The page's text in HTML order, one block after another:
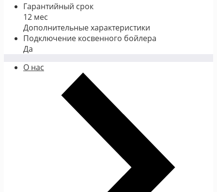
Гарантийный срок
12 мес
Дополнительные характеристики
Подключение косвенного бойлера
Да
О нас